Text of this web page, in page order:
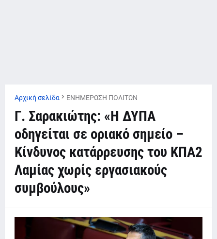
Αρχική σελίδα ΕΝΗΜΕΡΩΣΗ ΠΟΛΙΤΩΝ
Γ. Σαρακιώτης: «Η ΔΥΠΑ
οδηγείται σε οριακό σημείο –
Κίνδυνος κατάρρευσης του ΚΠΑ2
Λαμίας χωρίς εργασιακούς
συμβούλους»